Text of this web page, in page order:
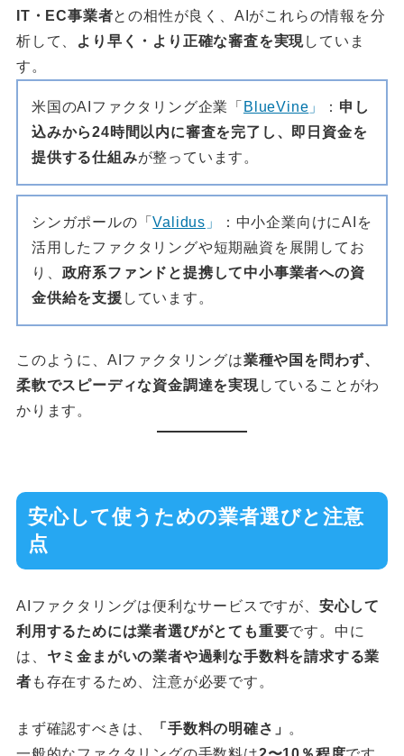
IT・EC事業者との相性が良く、AIがこれらの情報を分
析して、
より早く・より正確な審査を実現していま
す。
米国のAIファクタリング企業「 BlueVine 」 ： 申し
込みから24時間以内に審査を完了し、即日資金を
提供する仕組みが整っています。
シンガポールの「Validus 」
：中小企業向けにAIを
活用したファクタリングや短期融資を展開してお
り、 政府系ファンドと提携して中小事業者への資
金供給を支援 しています。
このように、AIファクタリングは業種や国を問わず、
柔軟でスピーディな資金調達を実現していることがわ
かります。
安心して使うための業者選びと注意
点
AIファクタリングは便利なサービスですが、 安心して
利用するためには業者選びがとても重要です。中に
は、 ヤミ金まがいの業者や過剰な手数料を請求する業
者 も存在するため、注意が必要です。
まず確認すべきは、 「手数料の明確さ」 。